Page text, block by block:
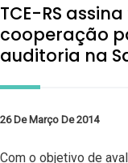
TCE-RS
cooperação
auditoria na
26 De Março De 2014
Com o objetivo de